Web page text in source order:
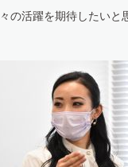
の活躍を期待したいと